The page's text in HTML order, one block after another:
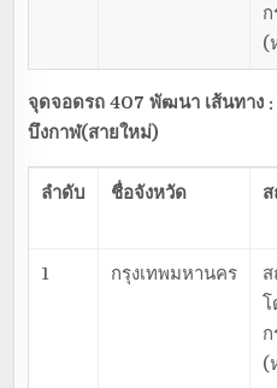
ก
(
จุดจอดรถ 407 พัฒนา เส้นทาง :
บึงกาฬ(สายใหม่)
ลำดับ ชื่อจังหวัด
1 กรุงเทพมหานคร
โ
ก
(